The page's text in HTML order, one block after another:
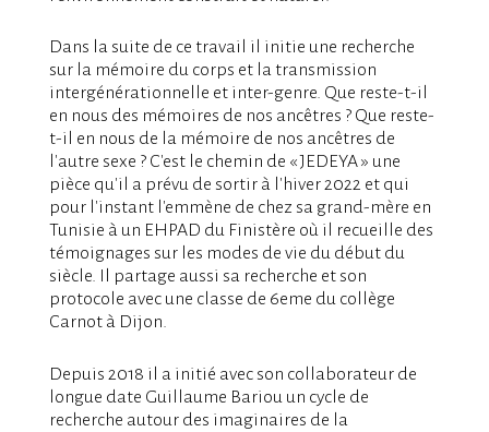
Dans la suite de ce travail il initie une recherche
sur la mémoire du corps et la transmission
intergénérationnelle et inter-genre. Que reste-t-il
en nous des mémoires de nos ancêtres ? Que reste-
t-il en nous de la mémoire de nos ancêtres de
l'autre sexe ? C'est le chemin de « JEDEYA » une
pièce qu'il a prévu de sortir à l'hiver 2022 et qui
pour l'instant l'emmène de chez sa grand-mère en
Tunisie à un EHPAD du Finistère où il recueille des
témoignages sur les modes de vie du début du
siècle. Il partage aussi sa recherche et son
protocole avec une classe de 6eme du collège
Carnot à Dijon.
Depuis 2018 il a initié avec son collaborateur de
longue date Guillaume Bariou un cycle de
recherche autour des imaginaires de la